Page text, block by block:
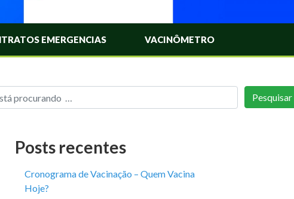
EMERGENCIAS VACINÔMETRO
Posts recentes
Cronograma de Vacinação – Quem Vacina
Hoje?